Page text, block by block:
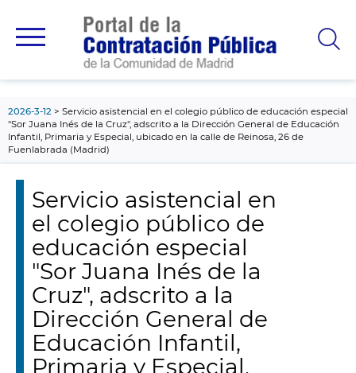
principal
2026-3-12
Servicio asistencial en el colegio público de educación especial
"Sor Juana Inés de la Cruz", adscrito a la Dirección General de Educación
Infantil, Primaria y Especial, ubicado en la calle de Reinosa, 26 de
Fuenlabrada (Madrid)
Servicio asistencial en
el colegio público de
educación especial
"Sor Juana Inés de la
Cruz", adscrito a la
Dirección General de
Educación Infantil,
Primaria y Especial,